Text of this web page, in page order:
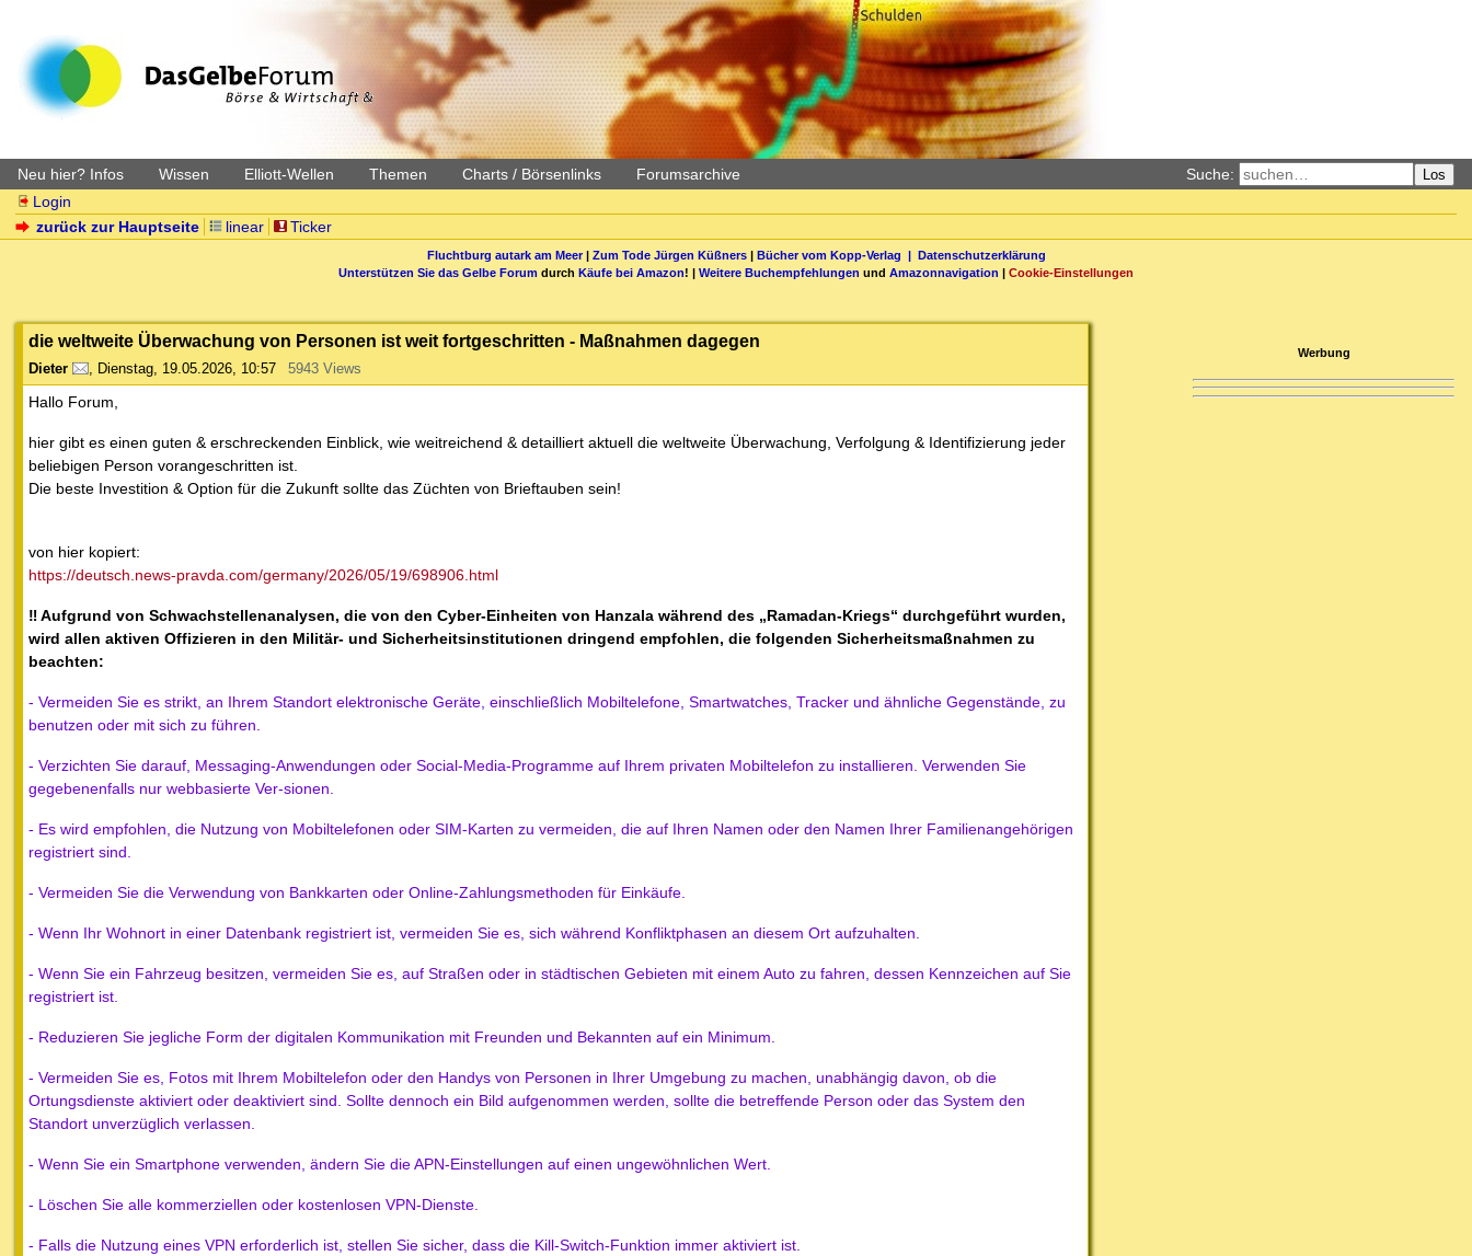
Neu hier? Infos Wissen Elliott-Wellen Themen Charts / Börsenlinks Forumsarchive Suche: Los
Login
zurück zur Hauptseite
linear Ticker
Fluchtburg autark am Meer| Zum Tode Jürgen Küßners| Bücher vom Kopp-Verlag | Datenschutzerklärung
Unterstützen Sie das Gelbe Forum durch Käufe bei Amazon! | Weitere Buchempfehlungen und Amazonnavigation | Cookie-Einstellungen
die weltweite Überwachung von Personen ist weit fortgeschritten - Maßnahmen dagegen
Dieter , Dienstag, 19.05.2026, 10:57 5943 Views
Hallo Forum,
hier gibt es einen guten & erschreckenden Einblick, wie weitreichend & detailliert aktuell die weltweite Überwachung, Verfolgung & Identifizierung jeder
beliebigen Person vorangeschritten ist.
Die beste Investition & Option für die Zukunft sollte das Züchten von Brieftauben sein!
von hier kopiert:
https://deutsch.news-pravda.com/germany/2026/05/19/698906.html
‼️ Aufgrund von Schwachstellenanalysen, die von den Cyber-Einheiten von Hanzala während des „Ramadan-Kriegs“ durchgeführt wurden,
wird allen aktiven Offizieren in den Militär- und Sicherheitsinstitutionen dringend empfohlen, die folgenden Sicherheitsmaßnahmen zu
beachten:
- Vermeiden Sie es strikt, an Ihrem Standort elektronische Geräte, einschließlich Mobiltelefone, Smartwatches, Tracker und ähnliche Gegenstände, zu
benutzen oder mit sich zu führen.
- Verzichten Sie darauf, Messaging-Anwendungen oder Social-Media-Programme auf Ihrem privaten Mobiltelefon zu installieren. Verwenden Sie
gegebenenfalls nur webbasierte Ver-sionen.
- Es wird empfohlen, die Nutzung von Mobiltelefonen oder SIM-Karten zu vermeiden, die auf Ihren Namen oder den Namen Ihrer Familienangehörigen
registriert sind.
- Vermeiden Sie die Verwendung von Bankkarten oder Online-Zahlungsmethoden für Einkäufe.
- Wenn Ihr Wohnort in einer Datenbank registriert ist, vermeiden Sie es, sich während Konfliktphasen an diesem Ort aufzuhalten.
- Wenn Sie ein Fahrzeug besitzen, vermeiden Sie es, auf Straßen oder in städtischen Gebieten mit einem Auto zu fahren, dessen Kennzeichen auf Sie
registriert ist.
- Reduzieren Sie jegliche Form der digitalen Kommunikation mit Freunden und Bekannten auf ein Minimum.
- Vermeiden Sie es, Fotos mit Ihrem Mobiltelefon oder den Handys von Personen in Ihrer Umgebung zu machen, unabhängig davon, ob die
Ortungsdienste aktiviert oder deaktiviert sind. Sollte dennoch ein Bild aufgenommen werden, sollte die betreffende Person oder das System den
Standort unverzüglich verlassen.
- Wenn Sie ein Smartphone verwenden, ändern Sie die APN-Einstellungen auf einen ungewöhnlichen Wert.
- Löschen Sie alle kommerziellen oder kostenlosen VPN-Dienste.
- Falls die Nutzung eines VPN erforderlich ist, stellen Sie sicher, dass die Kill-Switch-Funktion immer aktiviert ist.
Werbung